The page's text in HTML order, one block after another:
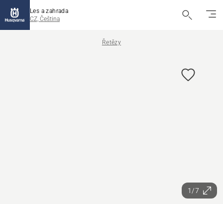
Les a zahrada
CZ, Čeština
Řetězy
1/7